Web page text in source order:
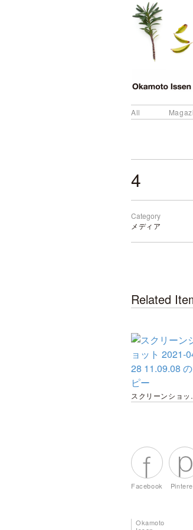
All
4
Category
メディア
Related
スクリー
Facebook
Okamoto